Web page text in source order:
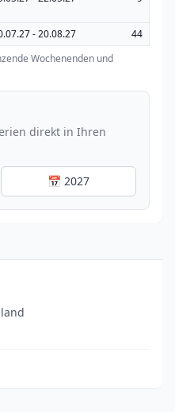
- 20.08.27
44
Wochenenden und
direkt in Ihren
📅 2027